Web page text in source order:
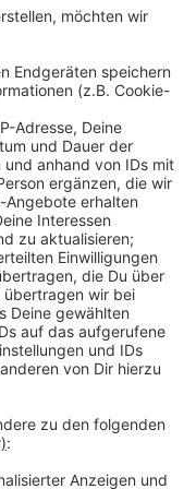
nicht in gewohnter
die
Zeit keine
den
zu lassen.
im